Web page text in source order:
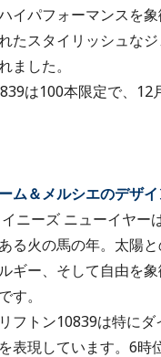
イパフォーマンスを
たスタイリッシュな
ました。
は100本限定で、12
ム＆メルシエのデザ
ニーズ ニューイヤー
る火の馬の年。太陽と
ギー、そして自由を
す。
フトン10839は特に
表現しています。6時